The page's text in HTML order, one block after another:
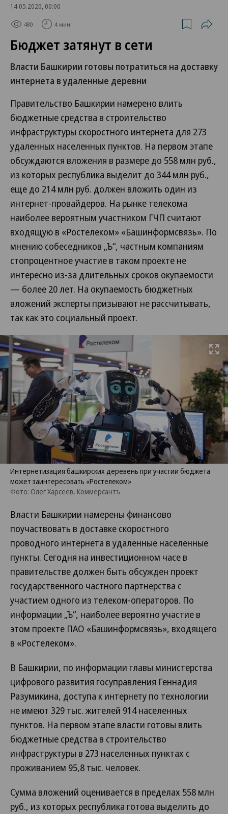
14.05.2020, 00:00
480 4 мин.
Бюджет затянут в сети
Власти Башкирии готовы потратиться на доставку
интернета в удаленные деревни
Правительство Башкирии намерено влить
бюджетные средства в строительство
инфраструктуры скоростного интернета для 273
удаленных населенных пунктов. На первом этапе
обсуждаются вложения в размере до 558 млн руб.,
из которых республика выделит до 344 млн руб.,
еще до 214 млн руб. должен вложить один из
интернет-провайдеров. На рынке телекома
наиболее вероятным участником ГЧП считают
входящую в «Ростелеком» «Башинформсвязь». По
мнению собеседников „Ъ“, частным компаниям
стопроцентное участие в таком проекте не
интересно из-за длительных сроков окупаемости
— более 20 лет. На окупаемость бюджетных
вложений эксперты призывают не рассчитывать,
так как это социальный проект.
Развернуть
Интернетизация башкирских деревень при участии бюджета
может заинтересовать «Ростелеком»
Фото: Олег Харсеев, Коммерсантъ
Власти Башкирии намерены финансово
поучаствовать в доставке скоростного
проводного интернета в удаленные населенные
пункты. Сегодня на инвестиционном часе в
правительстве должен быть обсужден проект
государственного частного партнерства с
участием одного из телеком-операторов. По
информации „Ъ“, наиболее вероятно участие в
этом проекте ПАО «Башинформсвязь», входящего
в «Ростелеком».
В Башкирии, по информации главы министерства
цифрового развития госуправления Геннадия
Разумикина, доступа к интернету по технологии
не имеют 329 тыс. жителей 914 населенных
пунктов. На первом этапе власти готовы влить
бюджетные средства в строительство
инфраструктуры в 273 населенных пунктах с
проживанием 95,8 тыс. человек.
Сумма вложений оценивается в пределах 558 млн
руб., из которых республика готова выделить до